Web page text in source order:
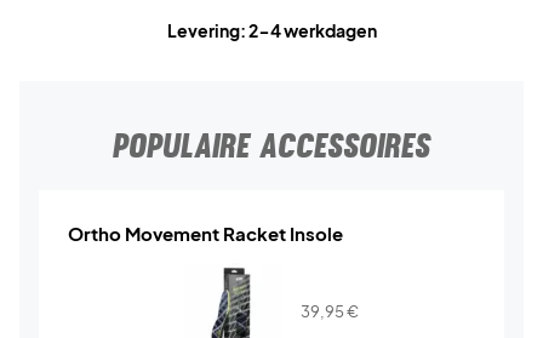
Levering: 2-4 werkdagen
POPULAIRE ACCESSOIRES
Ortho Movement Racket Insole
39,95€